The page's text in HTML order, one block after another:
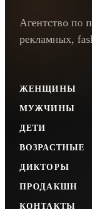
Агентство по
рекламных,
ЖЕНЩИНЫ
МУЖЧИНЫ
ДЕТИ
ВОЗРАСТНЫЕ
ДИКТОРЫ
ПРОДАКШН
КОНТАКТЫ